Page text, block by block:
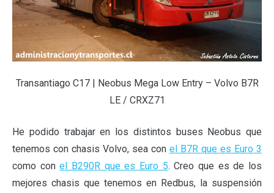
Transantiago C17 | Neobus Mega Low Entry – Volvo B7R
LE / CRXZ71
He podido trabajar en los distintos buses Neobus que
tenemos con chasis Volvo, sea con el B7R que es Euro 3
como conel B290R que es Euro 5. Creo que es de los
mejores chasis que tenemos en Redbus, la suspensión